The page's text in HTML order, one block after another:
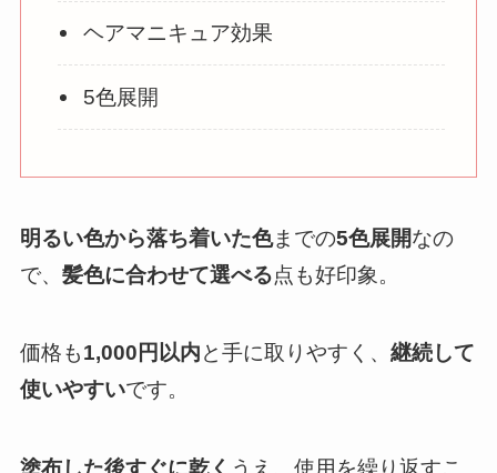
ヘアマニキュア効果
5色展開
明るい色から落ち着いた色までの5色展開なの
で、 髪色に合わせて選べる点も好印象。
価格も1,000円以内と手に取りやすく、 継続して
使いやすいです。
塗布した後すぐに乾く うえ、使用を繰り返すこ